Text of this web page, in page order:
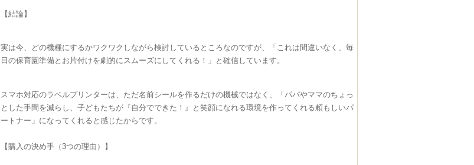
​【結論】
​実は今、どの機種にするかワクワクしながら検討しているところなのですが、「これは間違いなく、毎
日の保育園準備とお片付けを劇的にスムーズにしてくれる！」と確信しています。
​スマホ対応のラベルプリンターは、ただ名前シールを作るだけの機械ではなく、「パパやママのちょっ
とした手間を減らし、子どもたちが『自分でできた！』と笑顔になれる環境を作ってくれる頼もしいパ
ートナー」になってくれると感じたからです。
【購入の決め手（3つの理由）】